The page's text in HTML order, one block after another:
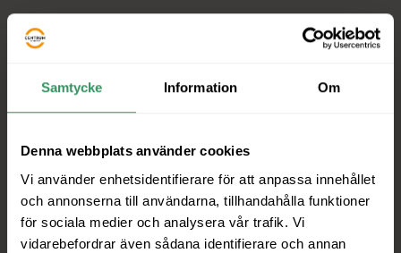
Samtycke Information Om
Denna webbplats använder cookies
Vi använder enhetsidentifierare för att anpassa innehållet
och annonserna till användarna, tillhandahålla funktioner
för sociala medier och analysera vår trafik. Vi
vidarebefordrar även sådana identifierare och annan
Liknande Medlemmar